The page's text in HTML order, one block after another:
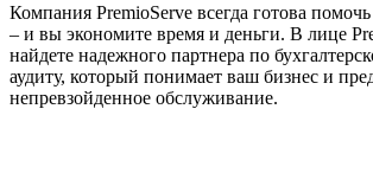
Компания PremioServe всегда готова
– и вы экономите время и деньги. В лице
найдете надежного партнера по
аудиту, который понимает ваш бизнес и
непревзойденное обслуживание.